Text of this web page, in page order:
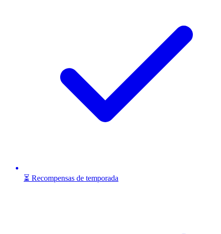
⏳ Recompensas de temporada